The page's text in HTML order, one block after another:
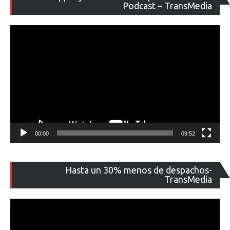
Podcast – TransMedia
de
00:00 09:52
Hasta un 30% menos de despachos-
TransMedia
de